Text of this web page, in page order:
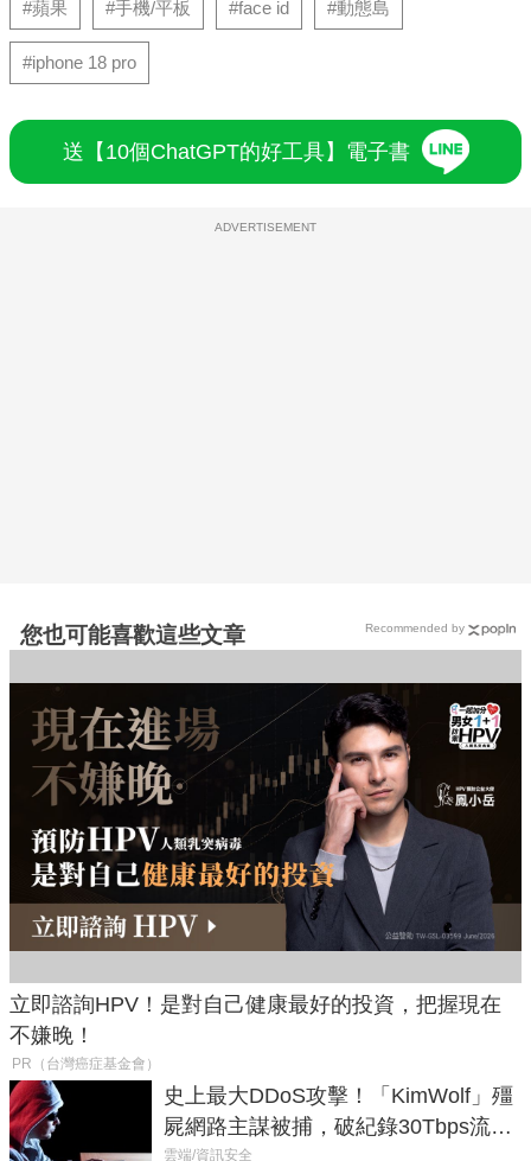
#蘋果 #手機/平板 #face id #動態島
#iphone 18 pro
送【10個ChatGPT的好工具】電子書
ADVERTISEMENT
您也可能喜歡這些文章
立即諮詢HPV！是對自己健康最好的投資，把握現在
不嫌晚！
PR（台灣癌症基金會）
史上最大DDoS攻擊！「KimWolf」殭
屍網路主謀被捕，破紀錄30Tbps流量
雲端/資訊安全
Recommended by